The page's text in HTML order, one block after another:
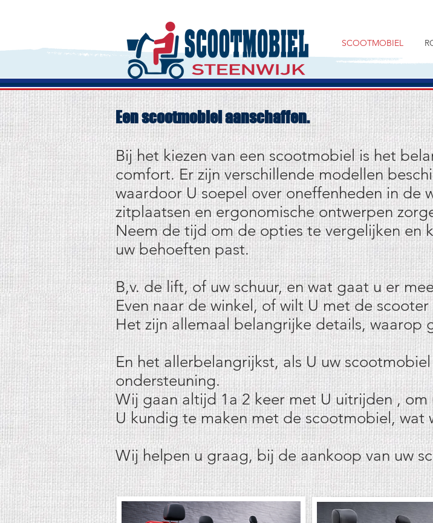
SCOOTMOBIEL
Een scootmobiel aanschaffen.
Bij het kiezen van een scootmobiel is het
comfort. Er zijn verschillende modellen
waardoor U soepel over oneffenheden in de
zitplaatsen en ergonomische ontwerpen
Neem de tijd om de opties te vergelijken en
uw behoeften past.
B,v. de lift, of uw schuur, en wat gaat u er
Even naar de winkel, of wilt U met de
Het zijn allemaal belangrijke details,
En het allerbelangrijkst, als U uw
ondersteuning.
Wij gaan altijd 1a 2 keer met U uitrijden ,
U kundig te maken met de scootmobiel, wat
Wij helpen u graag, bij de aankoop van uw